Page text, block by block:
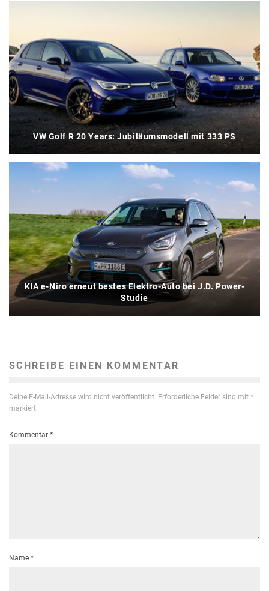
VW Golf R 20 Years: Jubiläumsmodell mit 333 PS
KIA e-Niro erneut bestes Elektro-Auto bei J.D. Power-
Studie
SCHREIBE EINEN KOMMENTAR
Deine E-Mail-Adresse wird nicht veröffentlicht. Erforderliche Felder sind mit *
markiert
Kommentar *
Name *